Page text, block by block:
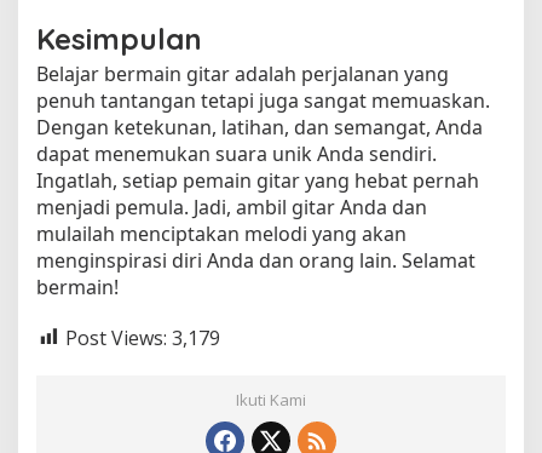
Kesimpulan
Belajar bermain gitar adalah perjalanan yang
penuh tantangan tetapi juga sangat memuaskan.
Dengan ketekunan, latihan, dan semangat, Anda
dapat menemukan suara unik Anda sendiri.
Ingatlah, setiap pemain gitar yang hebat pernah
menjadi pemula. Jadi, ambil gitar Anda dan
mulailah menciptakan melodi yang akan
menginspirasi diri Anda dan orang lain. Selamat
bermain!
Post Views: 3,179
Ikuti Kami